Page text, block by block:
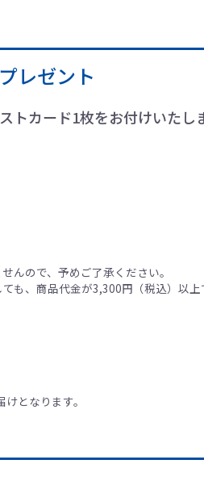
レゼント
トカード1枚をお付けいたし
んので、予めご了承ください。
も、商品代金が3,300円（税込）以上
となります。